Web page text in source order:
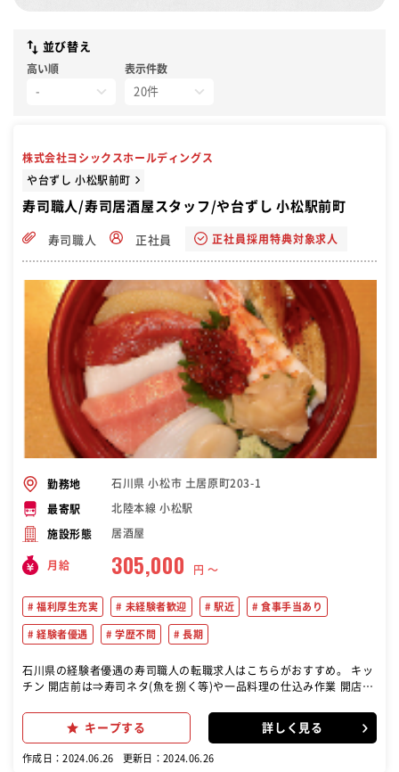
並び替え
高い順 表示件数
株式会社ヨシックスホールディングス
や台ずし 小松駅前町
寿司職人/寿司居酒屋スタッフ/や台ずし 小松駅前町
寿司職人 正社員 正社員採用特典対象求人
勤務地 石川県 小松市 土居原町203-1
最寄駅 北陸本線 小松駅
施設形態 居酒屋
月給 305,000 円 〜
福利厚生充実 未経験者歓迎 駅近 食事手当あり
経験者優遇 学歴不問 長期
石川県の経験者優遇の寿司職人の転職求人はこちらがおすすめ。 キッ
チン 開店前は⇒寿司ネタ(魚を捌く等)や一品料理の仕込み作業 開店後
ご案内・オーダー取り・料理の提供 お帰りの際は⇒会計対応・片付
け など接客全般 まずは基本的なホール・キッチン業務を習得頂いた
上で、 つけ場業務に入る形となります
キープする 詳しく見る
作成日：2024.06.26 更新日：2024.06.26